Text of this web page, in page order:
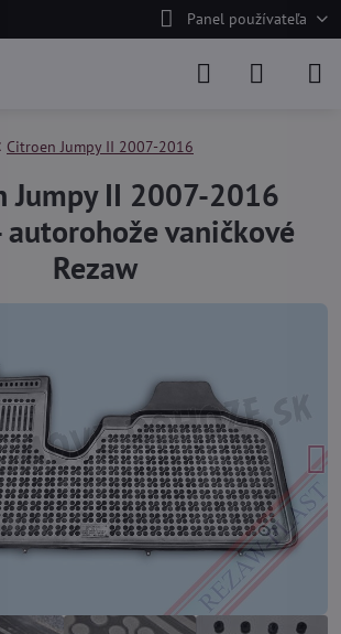
Panel používateľa
Citroen Jumpy II 2007-2016
Jumpy II 2007-2016
autorohože vaničkové
Rezaw